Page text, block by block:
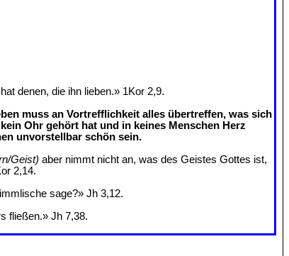
denen, die ihn lieben.» 1Kor 2,9.
muss an Vortrefflichkeit alles übertreffen, was sich
Ohr gehört hat und in keines Menschen Herz
unvorstellbar schön sein.
Geist) aber nimmt nicht an, was des Geistes Gottes ist,
2,14.
sage?» Jh 3,12.
fließen.» Jh 7,38.